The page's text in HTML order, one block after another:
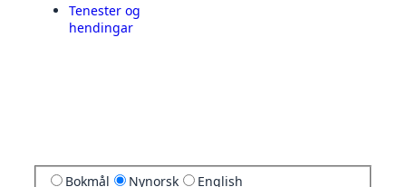
Tenester og
hendingar
Bokmål Nynorsk English